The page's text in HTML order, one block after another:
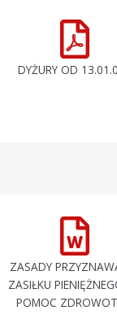
DYŻURY OD
ZASADY
ZASIŁKU
POMOC